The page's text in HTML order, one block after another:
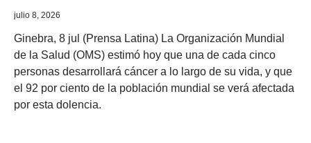
julio 8, 2026
Ginebra, 8 jul (Prensa Latina) La Organización Mundial
de la Salud (OMS) estimó hoy que una de cada cinco
personas desarrollará cáncer a lo largo de su vida, y que
el 92 por ciento de la población mundial se verá afectada
por esta dolencia.